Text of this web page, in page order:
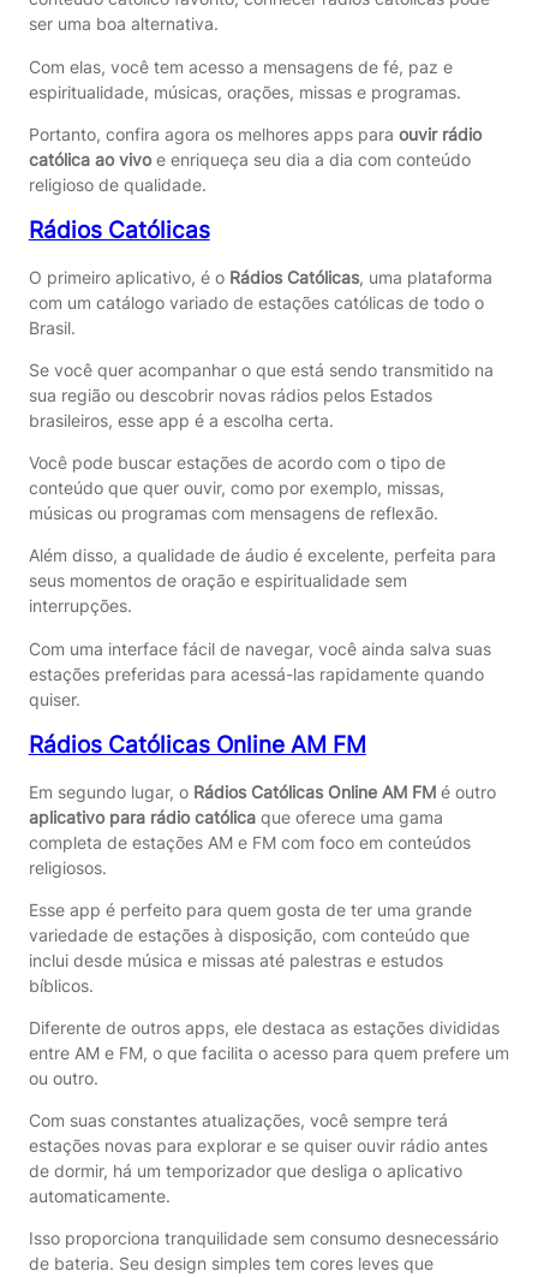
ser uma boa alternativa.
Com elas, você tem acesso a mensagens de fé, paz e
espiritualidade, músicas, orações, missas e programas.
Portanto, confira agora os melhores apps para ouvir rádio
católica ao vivoe enriqueça seu dia a dia com conteúdo
religioso de qualidade.
Rádios Católicas
O primeiro aplicativo, é o Rádios Católicas, uma plataforma
com um catálogo variado de estações católicas de todo o
Brasil.
Se você quer acompanhar o que está sendo transmitido na
sua região ou descobrir novas rádios pelos Estados
brasileiros, esse app é a escolha certa.
Você pode buscar estações de acordo com o tipo de
conteúdo que quer ouvir, como por exemplo, missas,
músicas ou programas com mensagens de reflexão.
Além disso, a qualidade de áudio é excelente, perfeita para
seus momentos de oração e espiritualidade sem
interrupções.
Com uma interface fácil de navegar, você ainda salva suas
estações preferidas para acessá-las rapidamente quando
quiser.
Rádios Católicas Online AM FM
Em segundo lugar, o Rádios Católicas Online AM FMé outro
aplicativo para rádio católicaque oferece uma gama
completa de estações AM e FM com foco em conteúdos
religiosos.
Esse app é perfeito para quem gosta de ter uma grande
variedade de estações à disposição, com conteúdo que
inclui desde música e missas até palestras e estudos
bíblicos.
Diferente de outros apps, ele destaca as estações divididas
entre AM e FM, o que facilita o acesso para quem prefere um
ou outro.
Com suas constantes atualizações, você sempre terá
estações novas para explorar e se quiser ouvir rádio antes
de dormir, há um temporizador que desliga o aplicativo
automaticamente.
Isso proporciona tranquilidade sem consumo desnecessário
de bateria. Seu design simples tem cores leves que